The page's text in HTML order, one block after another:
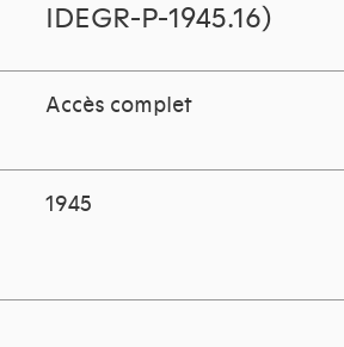
IDEGR-P-1945.16)
Accès complet
1945